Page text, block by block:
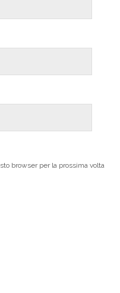
browser per la prossima volta